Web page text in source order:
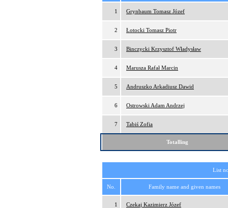
1 Grynbaum Tomasz Józef
2 Łotocki Tomasz Piotr
3 Binczycki Krzysztof Władysław
4 Marusza Rafał Marcin
5 Andruszko Arkadiusz Dawid
6 Ostrowski Adam Andrzej
7 Tabiś Zofia
Totalling
List
No. Family name and given names
1 Czekaj Kazimierz Józef